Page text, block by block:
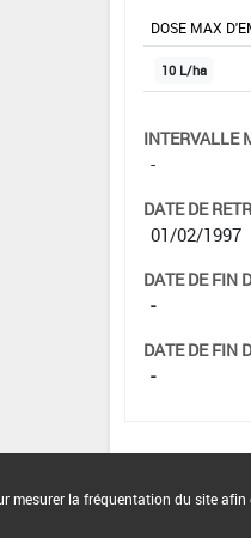
DOSE MAX
10 L/ha
INTERVALLE
-
DATE DE
01/02/1997
DATE DE FIN
-
DATE DE FIN
-
mesurer la fréquentation du site